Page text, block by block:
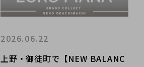
上野・御徒町で【NEW BALANC
2026.06.22